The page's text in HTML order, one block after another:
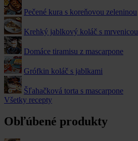
Pečené kura s koreňovou zeleninou
Krehký jablkový koláč s mrvenicou
Domáce tiramisu z mascarpone
Grófkin koláč s jablkami
Šľahačková torta s mascarpone
Všetky recepty
Obľúbené produkty